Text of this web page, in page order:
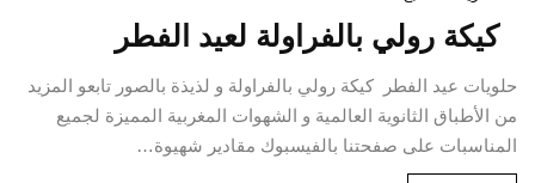
كيكة رولي بالفراولة لعيد الفطر
حلويات عيد الفطر كيكة رولي بالفراولة و لذيذة بالصور تابعو المزيد
من الأطباق الثانوية العالمية و الشهوات المغربية المميزة لجميع
المناسبات على صفحتنا بالفيسبوك مقادير شهيوة…